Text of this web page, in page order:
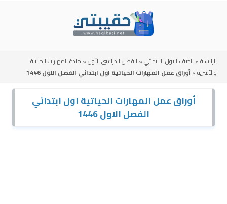
الرئيسية» الصف الاول الابتدائي» الفصل الدراسي الأول» مادة المهارات الحياتية
والأسرية»أوراق عمل المهارات الحياتية اول ابتدائي الفصل الاول 1446
أوراق عمل المهارات الحياتية اول ابتدائي
الفصل الاول 1446